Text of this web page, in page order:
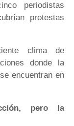
periodistas
protestas
clima de
donde la
encuentran en
pero la